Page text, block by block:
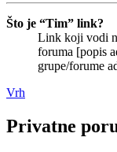
Što je “Tim” link?
Link koji vodi
foruma [popis
grupe/forume
Vrh
Privatne